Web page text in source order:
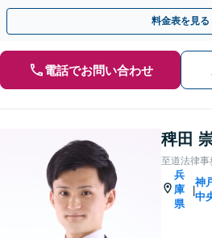
ンのご提案」「次世代へ想いを託す円滑な
料金表を見る
電話でお問い合わせ
稗田
至道法律事
兵
庫
県
|
神
中